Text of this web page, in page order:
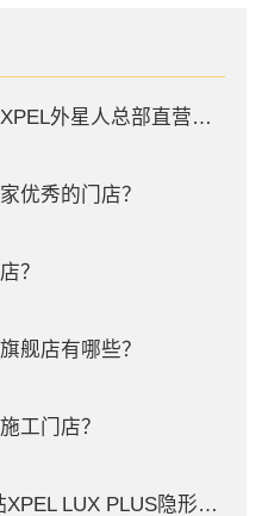
天津汽车贴膜，首选天津XPEL外星人总部直营店，高口碑店
优秀的门店？
？
舰店有哪些？
工门店？
问界M9在上海宝之尊装贴XPEL LUX PLUS隐形车衣